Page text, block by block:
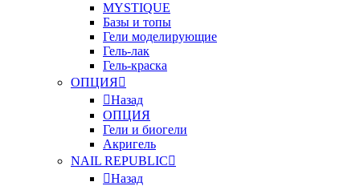
MYSTIQUE
Базы и топы
Гели моделирующие
Гель-лак
Гель-краска
ОПЦИЯ
Назад
ОПЦИЯ
Гели и биогели
Акригель
NAIL REPUBLIC
Назад